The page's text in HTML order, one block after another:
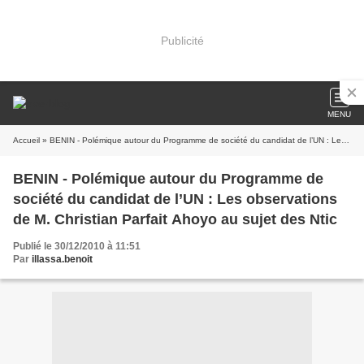
Publicité
MENU
Accueil » BENIN - Polémique autour du Programme de société du candidat de l’UN : Les observations de M. Christian Parfait Ahoyo au sujet des Ntic
BENIN - Polémique autour du Programme de
société du candidat de l’UN : Les observations
de M. Christian Parfait Ahoyo au sujet des Ntic
Publié le 30/12/2010 à 11:51
Par illassa.benoit